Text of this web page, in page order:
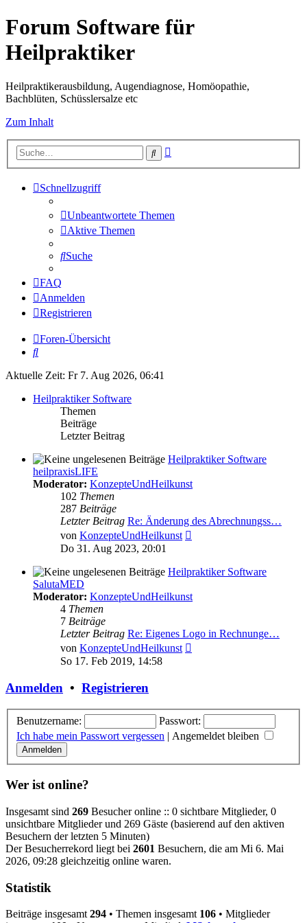
Forum Software für
Heilpraktiker
Heilpraktikerausbildung, Augendiagnose, Homöopathie,
Bachblüten, Schüsslersalze etc
Zum Inhalt
Suche
Schnellzugriff
Unbeantwortete Themen
Aktive Themen
Suche
FAQ
Anmelden
Registrieren
Foren-Übersicht
Suche
Aktuelle Zeit: Fr 7. Aug 2026, 06:41
Heilpraktiker Software
Themen
Beiträge
Letzter Beitrag
Heilpraktiker Software
heilpraxisLIFE
Moderator: KonzepteUndHeilkunst
102 Themen
287 Beiträge
Letzter Beitrag Re: Änderung des Abrechnungss…
von KonzepteUndHeilkunst
Do 31. Aug 2023, 20:01
Heilpraktiker Software
SalutaMED
Moderator: KonzepteUndHeilkunst
4 Themen
7 Beiträge
Letzter Beitrag Re: Eigenes Logo in Rechnunge…
von KonzepteUndHeilkunst
So 17. Feb 2019, 14:58
Anmelden • Registrieren
Benutzername:
Passwort:
Ich habe mein Passwort vergessen | Angemeldet bleiben
Wer ist online?
Insgesamt sind 269 Besucher online :: 0 sichtbare Mitglieder, 0
unsichtbare Mitglieder und 269 Gäste (basierend auf den aktiven
Besuchern der letzten 5 Minuten)
Der Besucherrekord liegt bei 2601 Besuchern, die am Mi 6. Mai
2026, 09:28 gleichzeitig online waren.
Statistik
Beiträge insgesamt 294 • Themen insgesamt 106 • Mitglieder